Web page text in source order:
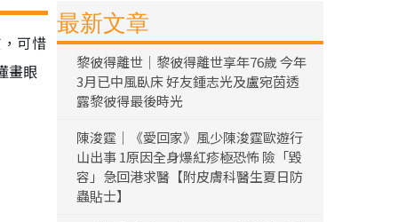
可惜
畫眼
最新文章
黎彼得離世｜黎彼得離世享年76歲 今年
3月已中風臥床 好友鍾志光及盧宛茵透
露黎彼得最後時光
陳浚霆｜《愛回家》風少陳浚霆歐遊行
山出事 1原因全身爆紅疹極恐怖 險「毀
容」急回港求醫【附皮膚科醫生夏日防
蟲貼士】